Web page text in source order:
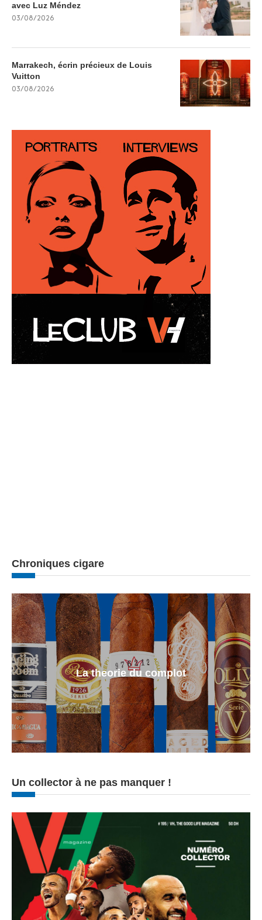
avec Luz Méndez
03/08/2026
Marrakech, écrin précieux de Louis
Vuitton
03/08/2026
Chroniques cigare
La theorie du complot
Un collector à ne pas manquer !